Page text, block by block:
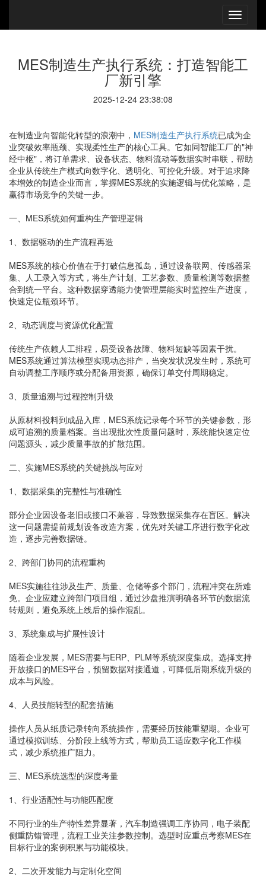
MES制造生产执行系统：打造智能工
厂新引擎
2025-12-24 23:38:08
在制造业向智能化转型的浪潮中， MES制造生产执行系统已成为企
业突破效率瓶颈、实现柔性生产的核心工具。它如同智能工厂的"神
经中枢"，将订单需求、设备状态、物料流动等数据实时串联，帮助
企业从传统生产模式向数字化、透明化、可控化升级。对于追求降
本增效的制造企业而言，掌握MES系统的实施逻辑与优化策略，是
赢得市场竞争的关键一步。
一、MES系统如何重构生产管理逻辑
1、数据驱动的生产流程再造
MES系统的核心价值在于打破信息孤岛，通过设备联网、传感器采
集、人工录入等方式，将生产计划、工艺参数、质量检测等数据整
合到统一平台。这种数据穿透能力使管理层能实时监控生产进度，
快速定位瓶颈环节。
2、动态调度与资源优化配置
传统生产依赖人工排程，易受设备故障、物料短缺等因素干扰。
MES系统通过算法模型实现动态排产，当突发状况发生时，系统可
自动调整工序顺序或分配备用资源，确保订单交付周期稳定。
3、质量追溯与过程控制升级
从原材料投料到成品入库，MES系统记录每个环节的关键参数，形
成可追溯的质量档案。当出现批次性质量问题时，系统能快速定位
问题源头，减少质量事故的扩散范围。
二、实施MES系统的关键挑战与应对
1、数据采集的完整性与准确性
部分企业因设备老旧或接口不兼容，导致数据采集存在盲区。解决
这一问题需提前规划设备改造方案，优先对关键工序进行数字化改
造，逐步完善数据链。
2、跨部门协同的流程重构
MES实施往往涉及生产、质量、仓储等多个部门，流程冲突在所难
免。企业应建立跨部门项目组，通过沙盘推演明确各环节的数据流
转规则，避免系统上线后的操作混乱。
3、系统集成与扩展性设计
随着企业发展，MES需要与ERP、PLM等系统深度集成。选择支持
开放接口的MES平台，预留数据对接通道，可降低后期系统升级的
成本与风险。
4、人员技能转型的配套措施
操作人员从纸质记录转向系统操作，需要经历技能重塑期。企业可
通过模拟训练、分阶段上线等方式，帮助员工适应数字化工作模
式，减少系统推广阻力。
三、MES系统选型的深度考量
1、行业适配性与功能匹配度
不同行业的生产特性差异显著，汽车制造强调工序协同，电子装配
侧重防错管理，流程工业关注参数控制。选型时应重点考察MES在
目标行业的案例积累与功能模块。
2、二次开发能力与定制化空间